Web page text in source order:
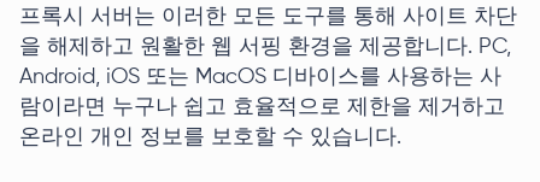
프록시 서버는 이러한 모든 도구를 통해 사이트 차단
을 해제하고 원활한 웹 서핑 환경을 제공합니다. PC,
Android, iOS 또는 MacOS 디바이스를 사용하는 사
람이라면 누구나 쉽고 효율적으로 제한을 제거하고
온라인 개인 정보를 보호할 수 있습니다.